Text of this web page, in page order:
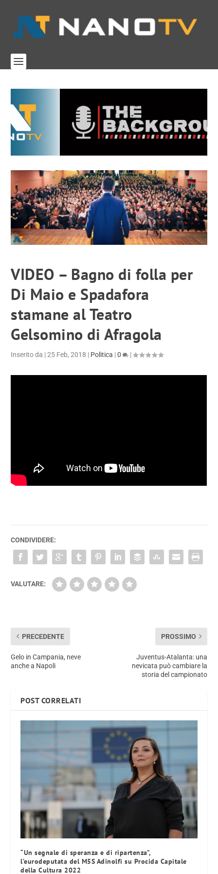
VIDEO – Bagno di folla per
Di Maio e Spadafora
stamane al Teatro
Gelsomino di Afragola
Inserito da |25 Feb, 2018 | Politica |0 |
CONDIVIDERE:
VALUTARE:
PRECEDENTE
Gelo in Campania, neve
anche a Napoli
PROSSIMO
Juventus-Atalanta: una
nevicata può cambiare la
storia del campionato
POST CORRELATI
“Un segnale di speranza e di ripartenza”,
l’eurodeputata del M5S Adinolfi su Procida Capitale
della Cultura 2022